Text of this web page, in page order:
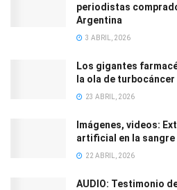
periodistas
Argentina
3 ABRIL, 2026
Los gigantes
la ola de turbocáncer
23 ABRIL, 2026
Imágenes, videos:
artificial en la
22 ABRIL, 2026
AUDIO: Testimonio